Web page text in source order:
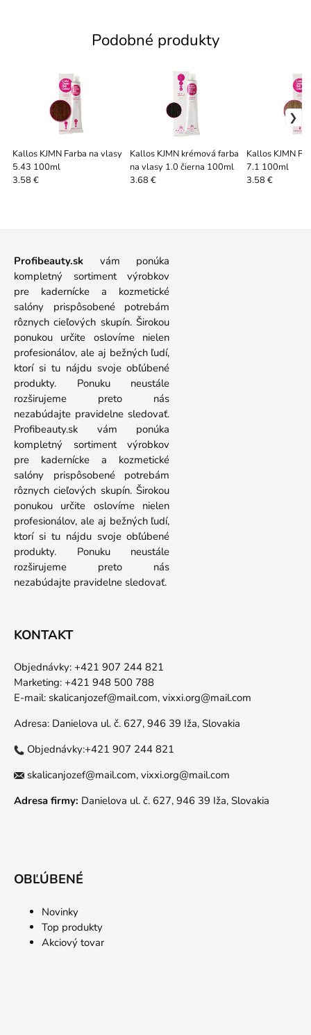
Podobné produkty
Kallos KJMN Farba na vlasy
5.43 100ml
3.58 €
Kallos KJMN krémová farba
na vlasy 1.0 čierna 100ml
3.68 €
Kallos KJMN
7.1 100ml
3.58 €
Profibeauty.sk vám ponúka
kompletný sortiment výrobkov
pre kadernícke a kozmetické
salóny prispôsobené potrebám
rôznych cieľových skupín. Širokou
ponukou určite oslovíme nielen
profesionálov, ale aj bežných ľudí,
ktorí si tu nájdu svoje obľúbené
produkty. Ponuku neustále
rozširujeme preto nás
nezabúdajte pravidelne sledovať.
Profibeauty.sk vám ponúka
kompletný sortiment výrobkov
pre kadernícke a kozmetické
salóny prispôsobené potrebám
rôznych cieľových skupín. Širokou
ponukou určite oslovíme nielen
profesionálov, ale aj bežných ľudí,
ktorí si tu nájdu svoje obľúbené
produkty. Ponuku neustále
rozširujeme preto nás
nezabúdajte pravidelne sledovať.
KONTAKT
Objednávky: +421 907 244 821
Marketing: +421 948 500 788
E-mail: skalicanjozef@mail.com, vixxi.org@mail.com
Adresa: Danielova ul. č. 627, 946 39 Iža, Slovakia
Objednávky:+421 907 244 821
skalicanjozef@mail.com, vixxi.org@mail.com
Adresa firmy: Danielova ul. č. 627, 946 39 Iža, Slovakia
OBĽÚBENÉ
Novinky
Top produkty
Akciový tovar